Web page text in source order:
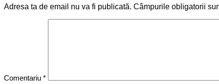
Adresa ta de email nu va fi publicată. Câmpurile obligatorii
Comentariu *